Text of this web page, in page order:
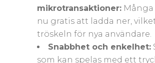
mikrotransaktioner: Många
nu gratis att ladda ner,
tröskeln för nya användare.
Snabbhet och enkelhet:
som kan spelas med ett